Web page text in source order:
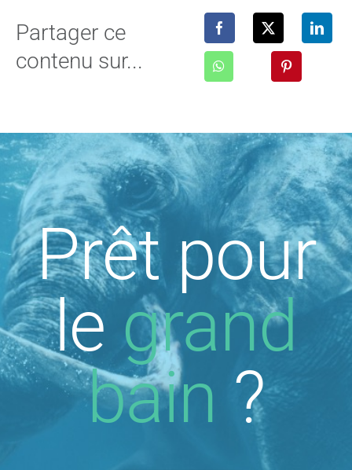
Partager ce
contenu sur...
Prêt pour
legrand
bain ?